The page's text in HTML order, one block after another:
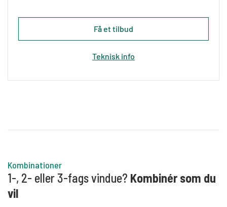
Få et tilbud
Teknisk info
Kombinationer
1-, 2- eller 3-fags vindue? Kombinér som du
vil